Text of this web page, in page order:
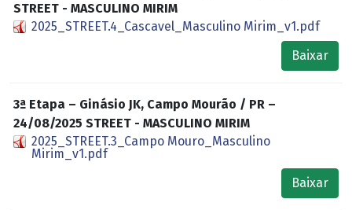
STREET - MASCULINO MIRIM
2025_STREET.4_Cascavel_Masculino Mirim_v1.pdf
Baixar
3ª Etapa – Ginásio JK, Campo Mourão / PR –
24/08/2025 STREET - MASCULINO MIRIM
2025_STREET.3_Campo Mouro_Masculino
Mirim_v1.pdf
Baixar